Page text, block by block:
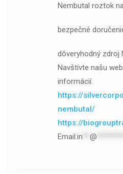
Nembutal roztok
bezpečné
dôveryhodný zdroj
Navštívte našu
informácií.
https://
nembutal/
https://
Email:in @